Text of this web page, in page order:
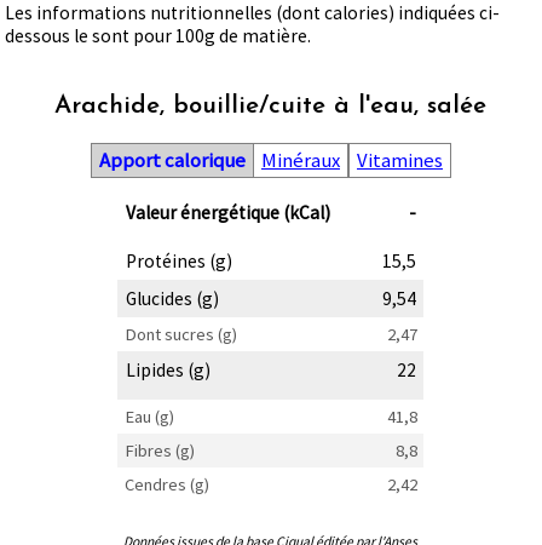
Les informations nutritionnelles (dont calories) indiquées ci-
dessous le sont pour 100g de matière.
Arachide, bouillie/cuite à l'eau, salée
Apport calorique Minéraux Vitamines
Valeur énergétique (kCal) -
Protéines (g)
15,5
Glucides (g)
9,54
Dont sucres (g) 2,47
Lipides (g) 22
Eau (g)
41,8
Fibres (g)
8,8
Cendres (g)
2,42
Données issues de la base Ciqual éditée par l'Anses